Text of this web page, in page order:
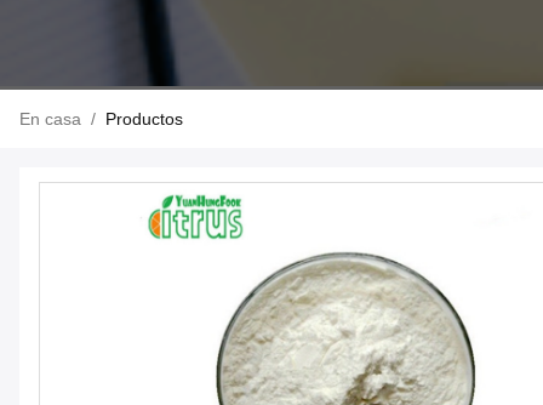
En casa / Productos